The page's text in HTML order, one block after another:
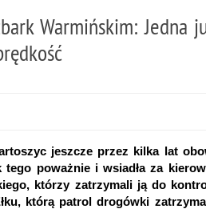
Warmińskim: Jedna
jeszcze przez kilka lat
tego poważnie i wsiadła za
którzy zatrzymali ją do
którą patrol drogówki